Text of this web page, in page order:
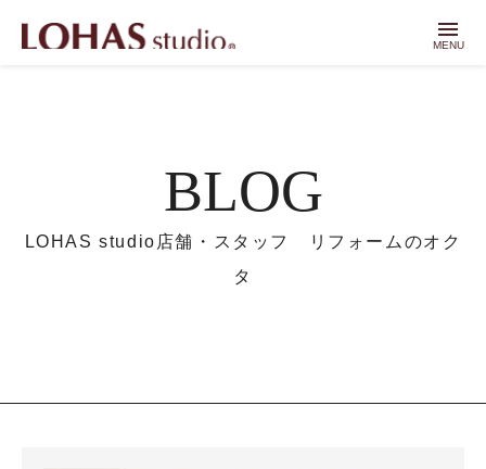
menu
MENU
BLOG
LOHAS studio店舗・スタッフ リフォームのオク
タ